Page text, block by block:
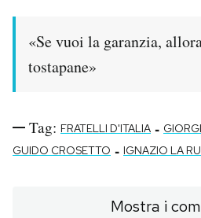
PODCAST
I MIEI PREFERITI
«Se vuoi la garanzia,
tostapane»
Tag: FRATELLI D'ITALIA -
GUIDO CROSETTO - IGNAZIO LA
Mostra i